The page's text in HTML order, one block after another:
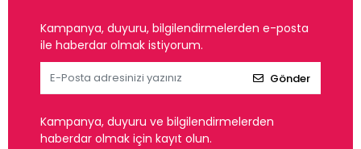
Kampanya, duyuru, bilgilendirmelerden e-posta
ile haberdar olmak istiyorum.
Gönder
Kampanya, duyuru ve bilgilendirmelerden
haberdar olmak için kayıt olun.